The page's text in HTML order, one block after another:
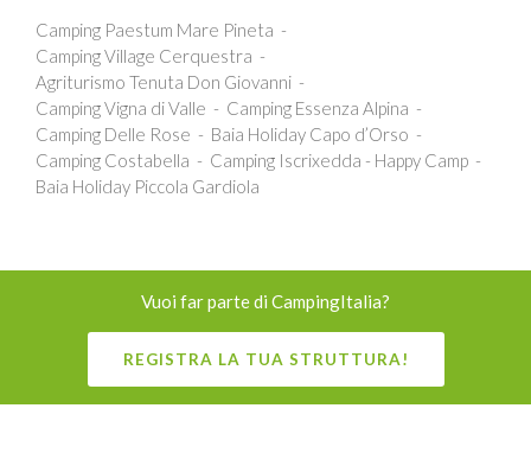
Camping Paestum Mare Pineta
Camping Village Cerquestra
Agriturismo Tenuta Don Giovanni
Camping Vigna di Valle
Camping Essenza Alpina
Camping Delle Rose
Baia Holiday Capo d’Orso
Camping Costabella
Camping Iscrixedda - Happy Camp
Baia Holiday Piccola Gardiola
Vuoi far parte di CampingItalia?
REGISTRA LA TUA STRUTTURA!